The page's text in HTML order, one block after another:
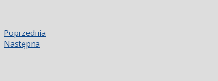
Poprzednia
Następna